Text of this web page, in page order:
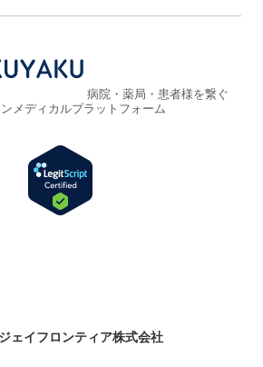
病院・薬局・患者様を繋ぐ
メディカルプラットフォーム
ェイフロンティア株式会社